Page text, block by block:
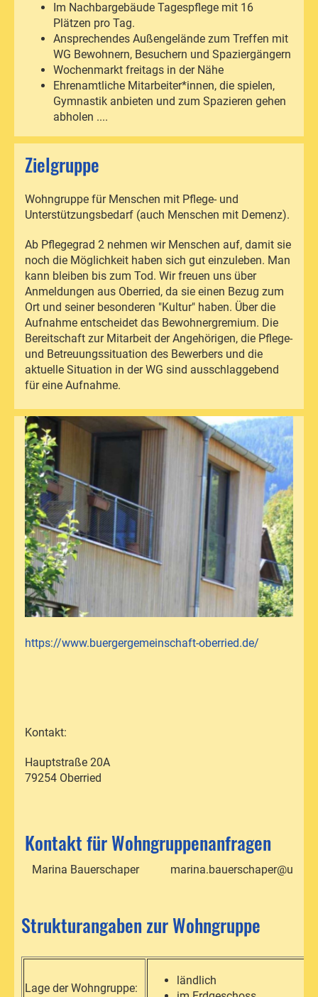
Im Nachbargebäude Tagespflege mit 16
Plätzen pro Tag.
Ansprechendes Außengelände zum Treffen mit
WG Bewohnern, Besuchern und Spaziergängern
Wochenmarkt freitags in der Nähe
Ehrenamtliche Mitarbeiter*innen, die spielen,
Gymnastik anbieten und zum Spazieren gehen
abholen ....
Zielgruppe
Wohngruppe für Menschen mit Pflege- und
Unterstützungsbedarf (auch Menschen mit Demenz).
Ab Pflegegrad 2 nehmen wir Menschen auf, damit sie
noch die Möglichkeit haben sich gut einzuleben. Man
kann bleiben bis zum Tod. Wir freuen uns über
Anmeldungen aus Oberried, da sie einen Bezug zum
Ort und seiner besonderen "Kultur" haben. Über die
Aufnahme entscheidet das Bewohnergremium. Die
Bereitschaft zur Mitarbeit der Angehörigen, die Pflege-
und Betreuungssituation des Bewerbers und die
aktuelle Situation in der WG sind ausschlaggebend
für eine Aufnahme.
https://www.buergergemeinschaft-oberried.de/
Kontakt:
Hauptstraße 20A
79254 Oberried
Kontakt für Wohngruppenanfragen
Marina Bauerschaper
Strukturangaben zur Wohngruppe
Lage der Wohngruppe:
ländlich